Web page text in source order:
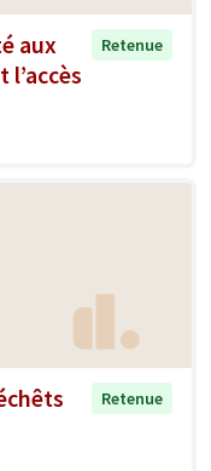
aux
Retenue
Retenue